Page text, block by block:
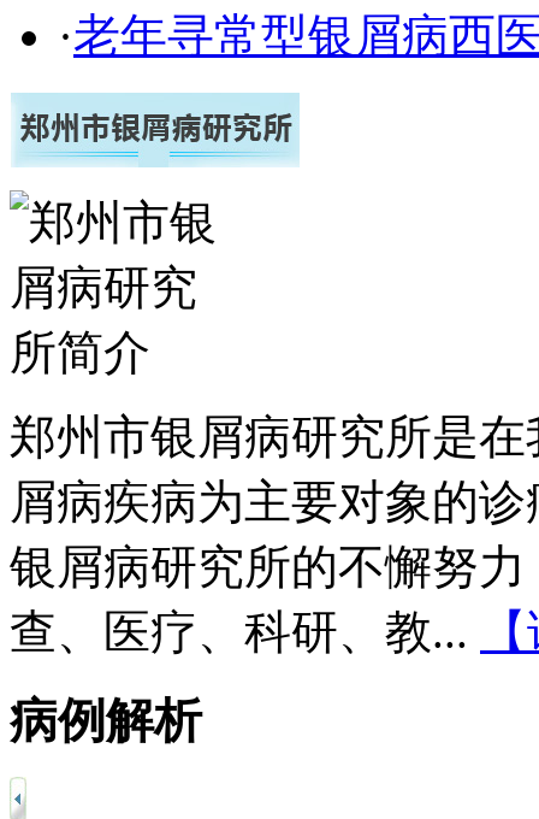
·老年寻常型银屑病西
郑州市银屑病研究所是
屑病疾病为主要对象的
银屑病研究所的不懈努
查、医疗、科研、教...
病例解析